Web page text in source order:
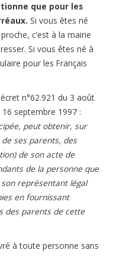
17h00
17h00
17h00
que pour les
. Si vous êtes né
c'est à la mairie
Si vous êtes né à
pour les Français
n°62.921 du 3 août
septembre 1997 :
peut obtenir, sur
ses parents, des
de son acte de
de la personne que
représentant légal
en fournissant
des parents de cette
à toute personne sans